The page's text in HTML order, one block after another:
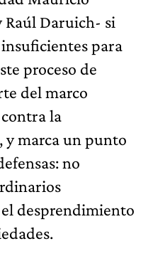
Raúl Daruich- si
para
proceso de
del marco
la
marca un punto
no
desprendimiento